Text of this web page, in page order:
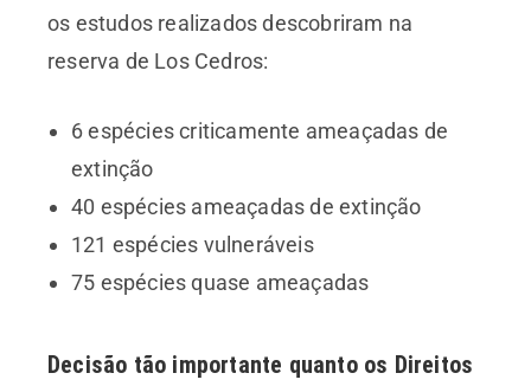
os estudos realizados descobriram na
reserva de Los Cedros:
6 espécies criticamente ameaçadas de
extinção
40 espécies ameaçadas de extinção
121 espécies vulneráveis
75 espécies quase ameaçadas
Decisão tão importante quanto os Direitos